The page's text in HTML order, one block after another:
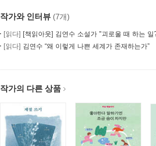
작가와 인터뷰 (7개)
[읽다] [책읽아웃] 김연수 소설가 "괴로울 때 하는 일? 시급하게 나무
[읽다] 김연수 “왜 이렇게 나쁜 세계가 존재하는가”
작가의 다른 상품